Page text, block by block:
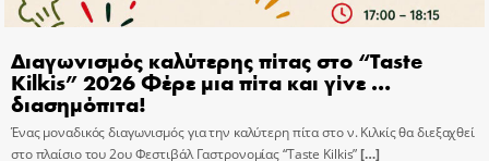
Διαγωνισμός καλύτερης πίτας στο “Taste
Kilkis” 2026 Φέρε μια πίτα και γίνε …
διασημόπιτα!
Ένας μοναδικός διαγωνισμός για την καλύτερη πίτα στο ν. Κιλκίς θα διεξαχθεί
στο πλαίσιο του 2ου Φεστιβάλ Γαστρονομίας “Taste Kilkis”[…]